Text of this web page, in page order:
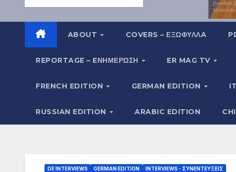
ABOUT COVERS – ΕΞΩΦΥΛΛA
REPORTAGE – EΝΗΜΈΡΩΣΗ ER MAG TV
FRENCH EDITION GERMAN EDITION
RUSSIAN EDITION ARABIC EDITION
DE INTERVIEWS GERMAN EDITION INTERVIEWS - ΣΥΝΕΝΤΕΎΞΕΙΣ